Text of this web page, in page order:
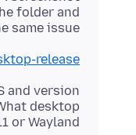
folder and
same issue.
release
or Wayland?